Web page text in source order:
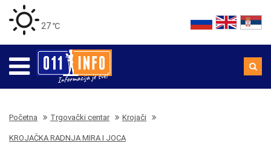
27 ℃
Početna Trgovački centar Krojači
KROJAČKA RADNJA MIRA I JOCA